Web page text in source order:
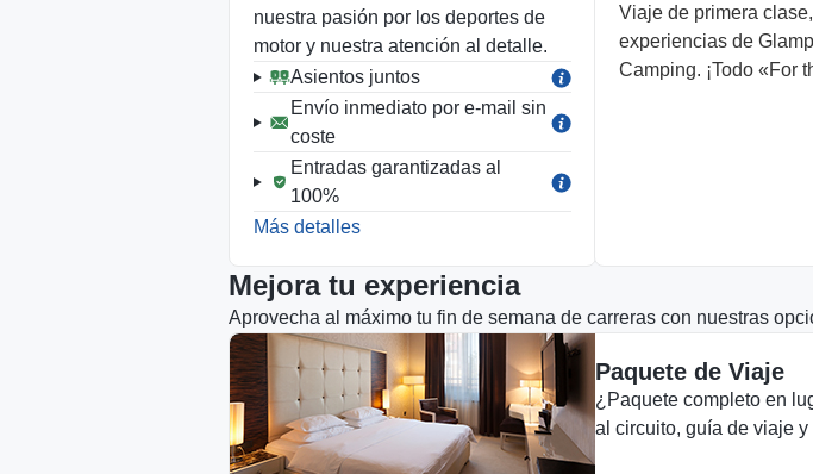
Nuestra recomendación calidad-precio
Pantalla visible
Apex 1 415 EUR
A pocos pasos del
circuito
Grand Prix 1
A pocos pasos del
Grand Prix 2 485 EUR
nuestra pasión por los deportes de
motor y nuestra atención al detalle.
Asientos juntos
Envío inmediato por e-mail sin
coste
Entradas garantizadas al
100%
Más detalles
Viaje de primera
experiencias de
Camping. ¡Todo «For
Mejora tu experiencia
Aprovecha al máximo tu fin de semana de carreras con nuestras
Paquete de Viaje
¿Paquete completo en
al circuito, guía de viaje y